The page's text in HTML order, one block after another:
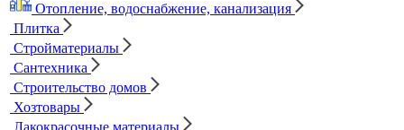
Отопление, водоснабжение, канализация
Плитка
Стройматериалы
Сантехника
Строительство домов
Хозтовары
Лакокрасочные материалы